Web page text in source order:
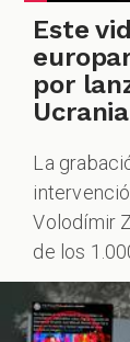
Este
por
La
Volodímir
de los